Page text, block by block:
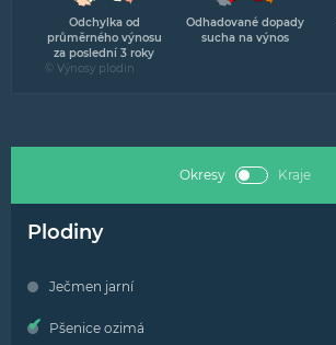
Odchylka od
průměrného výnosu
za poslední 3 roky
Odhadované dopady
sucha na výnos
© Výnosy plodin
Okresy Kraje
Plodiny
Ječmen jarní
Pšenice ozimá